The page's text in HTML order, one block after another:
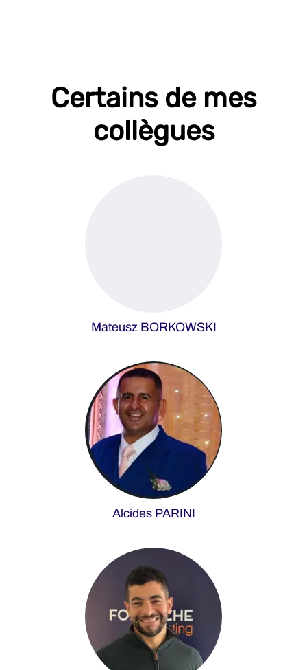
Certains de mes
collègues
Mateusz BORKOWSKI
Alcides PARINI